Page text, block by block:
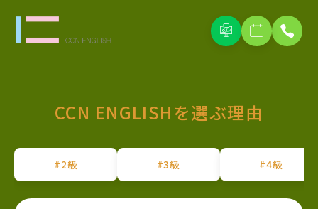
CCN ENGLISHを選ぶ理由
#2級 #3級 #4級